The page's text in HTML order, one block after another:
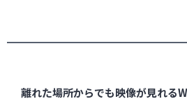
離れた場所からでも映像が見れる